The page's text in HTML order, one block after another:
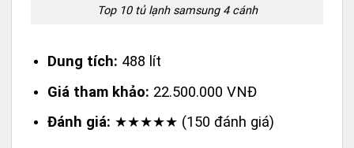
Top 10 tủ lạnh samsung 4 cánh
Dung tích: 488 lít
Giá tham khảo: 22.500.000 VNĐ
Đánh giá: ★★★★★ (150 đánh giá)